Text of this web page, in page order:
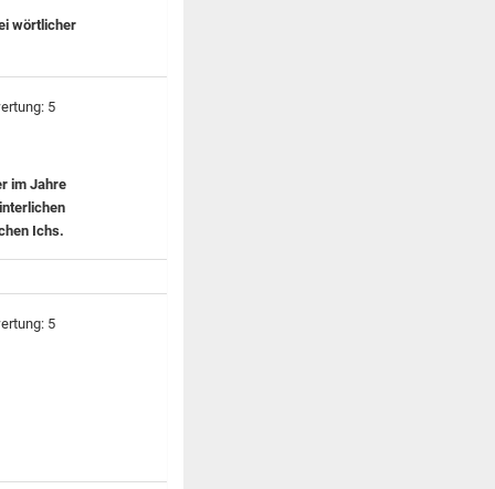
wörtlicher
im Jahre
Ichs.